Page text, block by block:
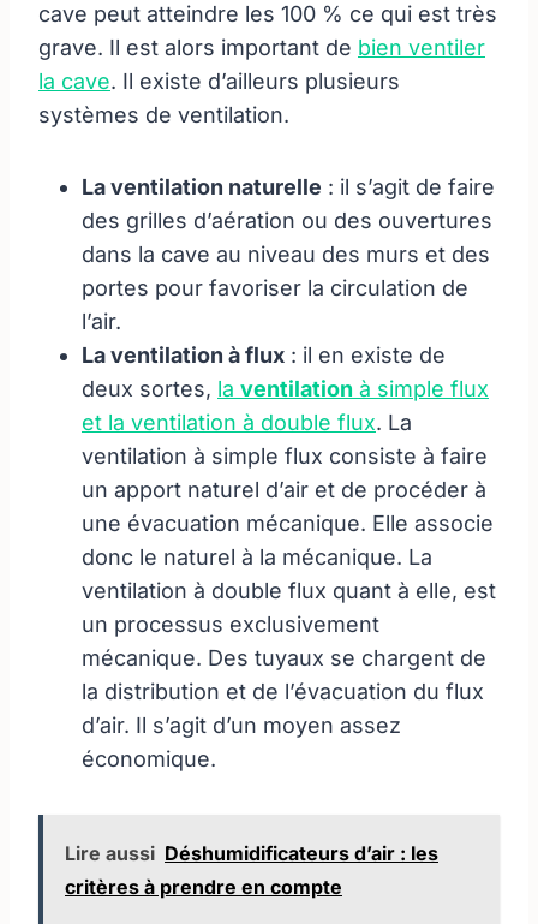
cave peut atteindre les 100 % ce qui est très
grave. Il est alors important de bien ventiler
la cave. Il existe d’ailleurs plusieurs
systèmes de ventilation.
La ventilation naturelle : il s’agit de faire
des grilles d’aération ou des ouvertures
dans la cave au niveau des murs et des
portes pour favoriser la circulation de
l’air.
La ventilation à flux : il en existe de
deux sortes, la ventilation à simple flux
et la ventilation à double flux. La
ventilation à simple flux consiste à faire
un apport naturel d’air et de procéder à
une évacuation mécanique. Elle associe
donc le naturel à la mécanique. La
ventilation à double flux quant à elle, est
un processus exclusivement
mécanique. Des tuyaux se chargent de
la distribution et de l’évacuation du flux
d’air. Il s’agit d’un moyen assez
économique.
Lire aussi Déshumidificateurs d’air : les
critères à prendre en compte